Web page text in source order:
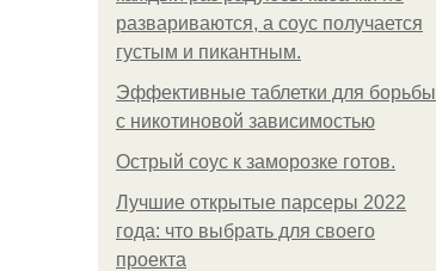
развариваются, а соус получается
густым и пикантным.
Эффективные таблетки для борьбы
с никотиновой зависимостью
Острый соус к заморозке готов.
Лучшие открытые парсеры 2022
года: что выбрать для своего
проекта